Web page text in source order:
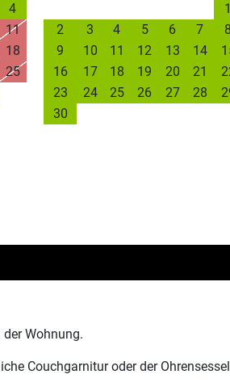
4
11
18
25
1
2
3 4 5 6 7
8
9
10 11 12 13 14
16
17 18 19 20 21
23
24 25 26 27 28
30
Wohnung.
Couchgarnitur oder der Ohrensessel